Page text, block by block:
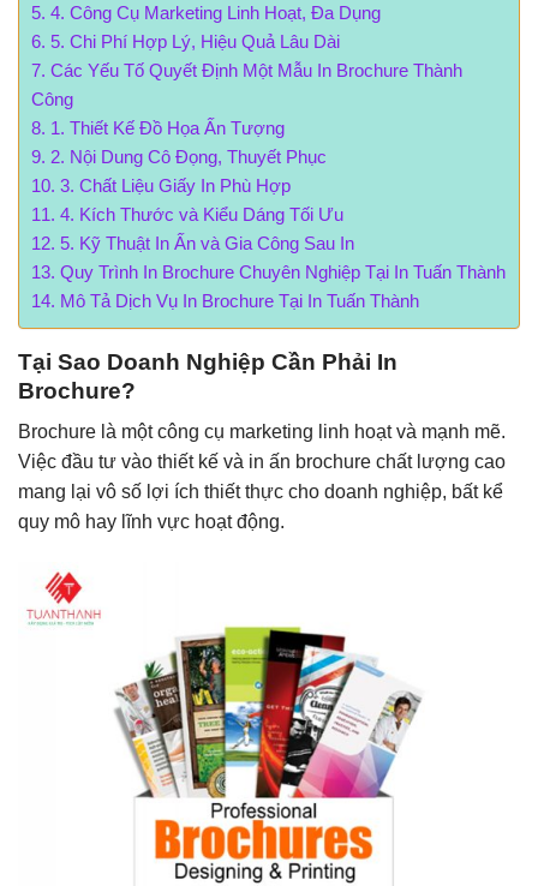
4. Công Cụ Marketing Linh Hoạt, Đa Dụng
5. Chi Phí Hợp Lý, Hiệu Quả Lâu Dài
Các Yếu Tố Quyết Định Một Mẫu In Brochure Thành
Công
1. Thiết Kế Đồ Họa Ấn Tượng
2. Nội Dung Cô Đọng, Thuyết Phục
3. Chất Liệu Giấy In Phù Hợp
4. Kích Thước và Kiểu Dáng Tối Ưu
5. Kỹ Thuật In Ấn và Gia Công Sau In
Quy Trình In Brochure Chuyên Nghiệp Tại In Tuấn Thành
Mô Tả Dịch Vụ In Brochure Tại In Tuấn Thành
Tại Sao Doanh Nghiệp Cần Phải In
Brochure?
Brochure là một công cụ marketing linh hoạt và mạnh mẽ.
Việc đầu tư vào thiết kế và in ấn brochure chất lượng cao
mang lại vô số lợi ích thiết thực cho doanh nghiệp, bất kể
quy mô hay lĩnh vực hoạt động.